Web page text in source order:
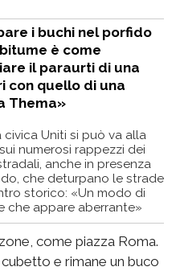
i buchi nel porfido
è come
il paraurti di una
con quello di una
Thema»
civica Uniti si può va alla
numerosi rappezzi dei
anche in presenza
che deturpano le strade
storico: «Un modo di
che appare aberrante»
come piazza Roma.
e rimane un buco